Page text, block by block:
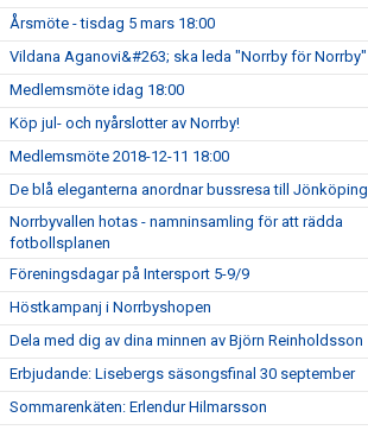
Årsmöte - tisdag 5 mars 18:00
Vildana Aganovi&#263; ska leda "Norrby för Norrby"
Medlemsmöte idag 18:00
Köp jul- och nyårslotter av Norrby!
Medlemsmöte 2018-12-11 18:00
De blå eleganterna anordnar bussresa till Jönköping
Norrbyvallen hotas - namninsamling för att rädda
fotbollsplanen
Föreningsdagar på Intersport 5-9/9
Höstkampanj i Norrbyshopen
Dela med dig av dina minnen av Björn Reinholdsson
Erbjudande: Lisebergs säsongsfinal 30 september
Sommarenkäten: Erlendur Hilmarsson